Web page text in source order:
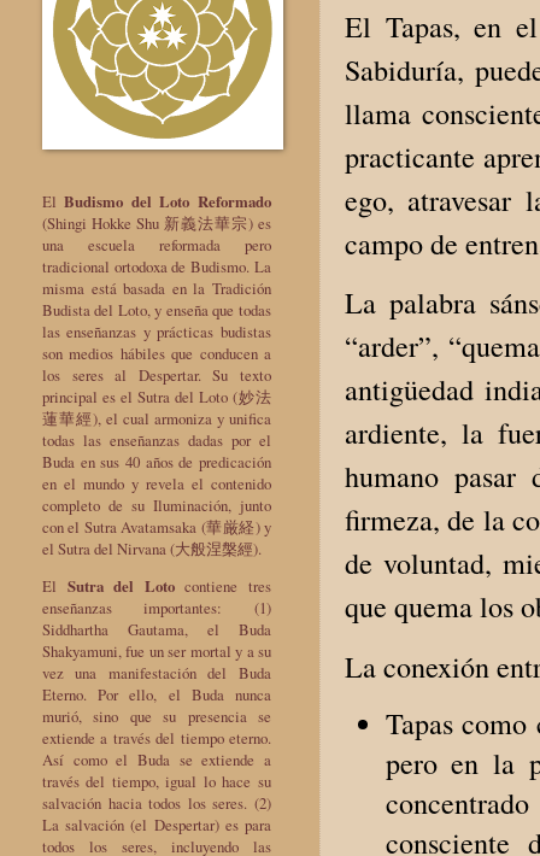
El Tapas, en
Sabiduría,
llama
practicante
ego, atravesar
campo de
La palabra
“arder”,
antigüedad
ardiente, la
humano
firmeza, de la
de voluntad,
que quema los
La conexión
Tapas
pero en la
consciente
ElBudismo del Loto Reformado
(Shingi Hokke Shu 新義法華宗) es
una escuela reformada pero
tradicional ortodoxa de Budismo. La
misma está basada en la Tradición
Budista del Loto, y enseña que todas
las enseñanzas y prácticas budistas
son medios hábiles que conducen a
los seres al Despertar. Su texto
principal es el Sutra del Loto (妙法
蓮華經), el cual armoniza y unifica
todas las enseñanzas dadas por el
Buda en sus 40 años de predicación
en el mundo y revela el contenido
completo de su Iluminación, junto
con el Sutra Avatamsaka (華厳経) y
el Sutra del Nirvana (大般涅槃經).
El Sutra del Lotocontiene tres
enseñanzas importantes: (1)
Siddhartha Gautama, el Buda
Shakyamuni, fue un ser mortal y a su
vez una manifestación del Buda
Eterno. Por ello, el Buda nunca
murió, sino que su presencia se
extiende a través del tiempo eterno.
Así como el Buda se extiende a
través del tiempo, igual lo hace su
salvación hacia todos los seres. (2)
La salvación (el Despertar) es para
todos los seres, incluyendo las